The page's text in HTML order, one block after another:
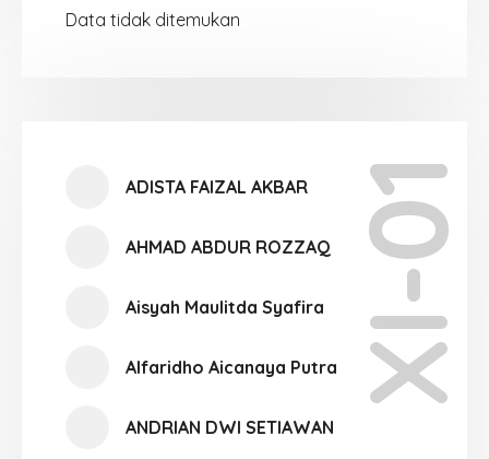
Data tidak ditemukan
XI-01
ADISTA FAIZAL AKBAR
AHMAD ABDUR ROZZAQ
Aisyah Maulitda Syafira
Alfaridho Aicanaya Putra
ANDRIAN DWI SETIAWAN